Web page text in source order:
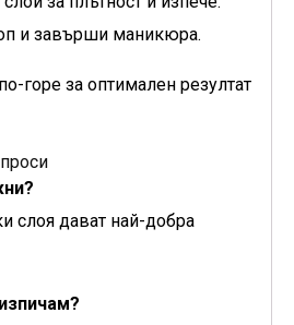
и завърши маникюра.
горе за оптимален резултат
слоя дават най-добра